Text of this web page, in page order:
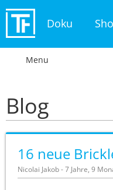
Doku
Menu
Blog
16 neue
Nicolai Jakob - 7 Jahre, 9